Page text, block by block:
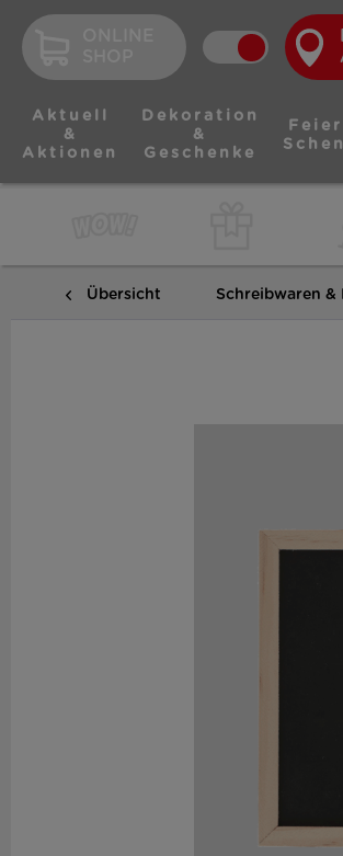
Aktuell
&
Aktionen
Dekoration
&
Geschenke
Übersicht Schreibwaren &